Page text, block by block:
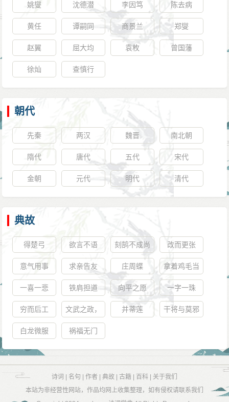
姚燮 沈德潜 李因笃 陈去病
黄任 谭嗣同 商景兰 郑燮
赵翼 屈大均 袁枚 曾国藩
徐灿 查慎行
朝代
先秦 两汉 魏晋 南北朝
隋代 唐代 五代 宋代
金朝 元代 明代 清代
典故
得楚弓 欲言不语
刻鹄不成尚
类鹜
改而更张
意气用事 求亲告友 庄周蝶
拿着鸡毛当
令箭
一喜一悲
铁肩担道
义，辣手著
文章
向平之愿 一字一珠
穷而后工
文武之政，
布在方策
并蒂莲 干将与莫邪
白龙微服 祸福无门
诗词 名句 作者 典故 古籍 百科
关于我们
本站为非经营性网站，作品均网上收集整理，如有侵权请联系我们